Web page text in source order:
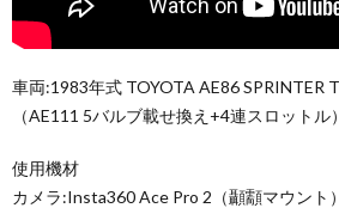
車両:1983年式 TOYOTA AE86 SPRINTER
（AE111 5バルブ載せ換え+4連スロットル）
使用機材
カメラ:Insta360 Ace Pro 2（顳顬マウント）